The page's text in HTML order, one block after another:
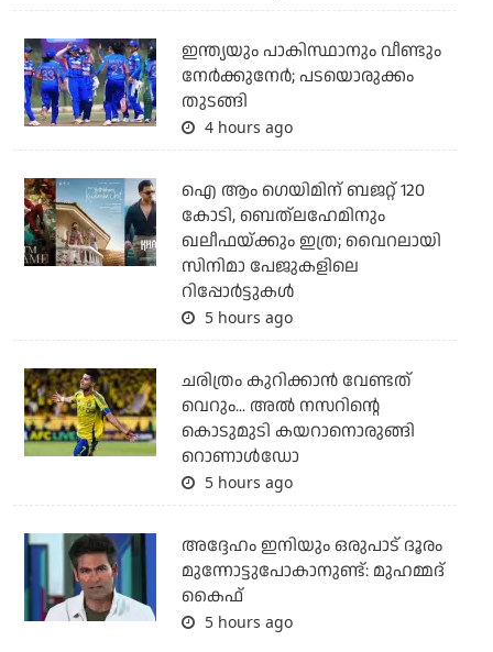
ഇന്ത്യയും പാകിസ്ഥാനും വീണ്ടും
നേര്‍ക്കുനേര്‍; പടയൊരുക്കം
തുടങ്ങി
4 hours ago
ഐ ആം ഗെയിമിന് ബജറ്റ് 120
കോടി, ബെത്‌ലഹേമിനും
ഖലീഫയ്ക്കും ഇത്ര; വൈറലായി
സിനിമാ പേജുകളിലെ
റിപ്പോര്‍ട്ടുകള്‍
5 hours ago
ചരിത്രം കുറിക്കാന്‍ വേണ്ടത്
വെറും... അല്‍ നസറിന്റെ
കൊടുമുടി കയറാനൊരുങ്ങി
റൊണാള്‍ഡോ
5 hours ago
അദ്ദേഹം ഇനിയും ഒരുപാട് ദൂരം
മുന്നോട്ടുപോകാനുണ്ട്: മുഹമ്മദ്
കൈഫ്
5 hours ago